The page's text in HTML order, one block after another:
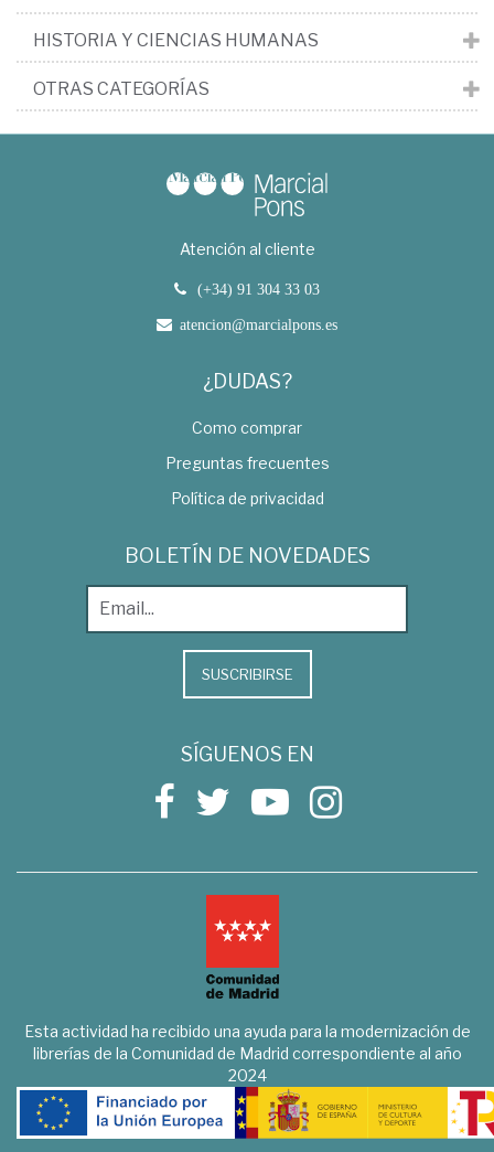
HISTORIA Y CIENCIAS HUMANAS
OTRAS CATEGORÍAS
Atención al cliente
(+34) 91 304 33 03
atencion@marcialpons.es
¿DUDAS?
Como comprar
Preguntas frecuentes
Política de privacidad
BOLETÍN DE NOVEDADES
SUSCRIBIRSE
SÍGUENOS EN
Esta actividad ha recibido una ayuda para la modernización de
librerías de la Comunidad de Madrid correspondiente al año
2024